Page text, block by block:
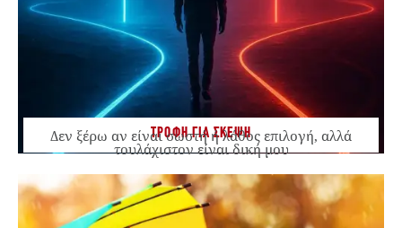
ΤΡΟΦΗ ΓΙΑ ΣΚΕΨΗ
Δεν ξέρω αν είναι σωστή ή λάθος επιλογή, αλλά
τουλάχιστον είναι δική μου